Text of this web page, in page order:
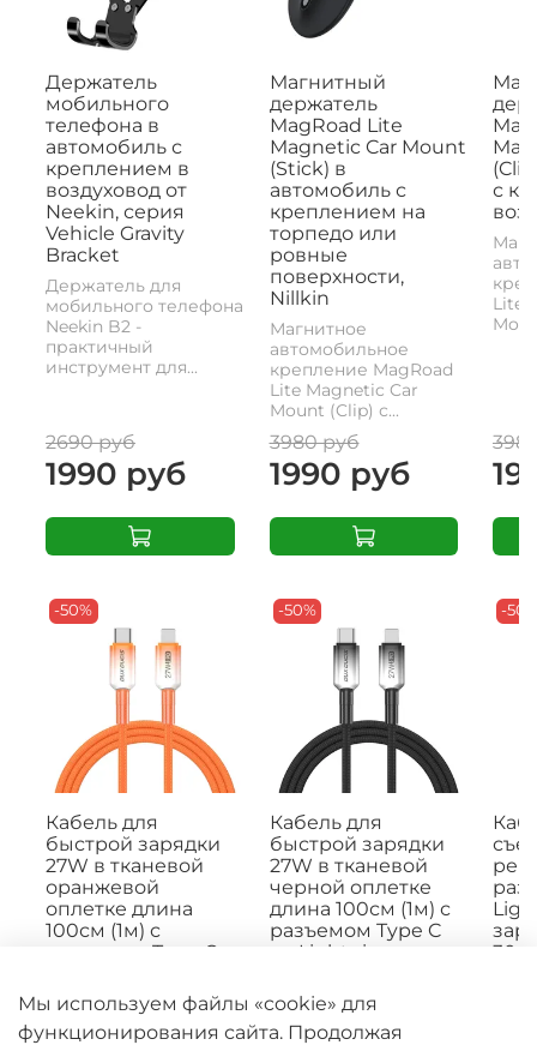
Держатель
мобильного
телефона в
автомобиль с
креплением в
воздуховод от
Neekin, серия
Vehicle Gravity
Bracket
Держатель для
мобильного телефона
Neekin B2 -
практичный
инструмент для...
2690 руб
1990 руб
Магнитный
держатель
MagRoad Lite
Magnetic Car Mount
(Stick) в
автомобиль с
креплением на
торпедо или
ровные
поверхности,
Nillkin
Магнитное
автомобильное
крепление MagRoad
Lite Magnetic Car
Mount (Clip) с...
3980 руб
1990 руб
с
Lite
-50%
Кабель для
быстрой зарядки
27W в тканевой
оранжевой
оплетке длина
100см (1м) с
разъемом Type C
WLCM Series от Dux
Ducis
-50%
Кабель для
быстрой зарядки
27W в тканевой
черной оплетке
длина 100см (1м) с
разъемом Type C
на Lightning, серия
Ducis
Познакомьтесь с
-
Мы используем файлы «cookie» для
функционирования сайта. Продолжая